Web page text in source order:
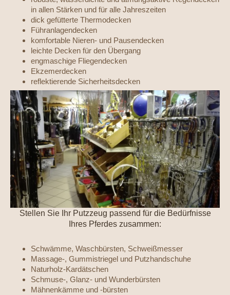
in allen Stärken und für alle Jahreszeiten
dick gefütterte Thermodecken
Führanlagendecken
komfortable Nieren- und Pausendecken
leichte Decken für den Übergang
engmaschige Fliegendecken
Ekzemerdecken
reflektierende Sicherheitsdecken
Stellen Sie Ihr Putzzeug passend für die Bedürfnisse
Ihres Pferdes zusammen:
Schwämme, Waschbürsten, Schweißmesser
Massage-, Gummistriegel und Putzhandschuhe
Naturholz-Kardätschen
Schmuse-, Glanz- und Wunderbürsten
Mähnenkämme und -bürsten